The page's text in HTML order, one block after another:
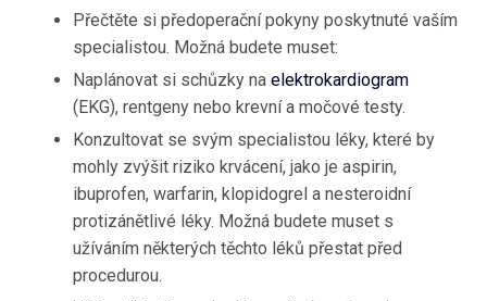
Přečtěte si předoperační pokyny poskytnuté vaším
specialistou. Možná budete muset:
Naplánovat si schůzky na elektrokardiogram
(EKG), rentgeny nebo krevní a močové testy.
Konzultovat se svým specialistou léky, které by
mohly zvýšit riziko krvácení, jako je aspirin,
ibuprofen, warfarin, klopidogrel a nesteroidní
protizánětlivé léky. Možná budete muset s
užíváním některých těchto léků přestat před
procedurou.